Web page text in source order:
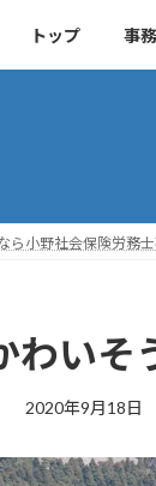
トップ 事
ら小野社会保険労務
わいそ
最
新
2020年9月18日